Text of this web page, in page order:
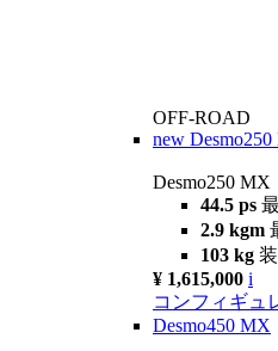
OFF-ROAD
new
Desmo250 MX
44.5 ps
2.9 kgm
103 kg
¥ 1,615,000 i
コンフィギュ
Desmo450 MX